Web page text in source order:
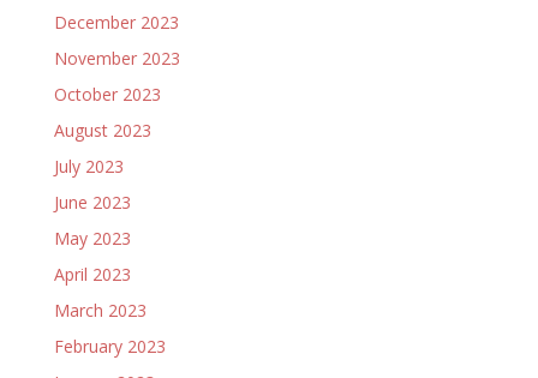
December 2023
November 2023
October 2023
August 2023
July 2023
June 2023
May 2023
April 2023
March 2023
February 2023